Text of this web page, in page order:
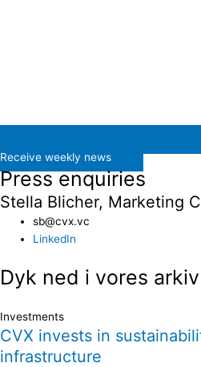
Receive weekly news
Press enquiries
Stella Blicher, Marketing
sb@cvx.vc​
LinkedIn
Dyk ned i vores arkiv
Investments
CVX invests in
infrastructure